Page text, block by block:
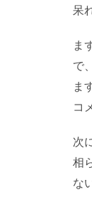
呆
ま
で
ま
コ
次
相
な